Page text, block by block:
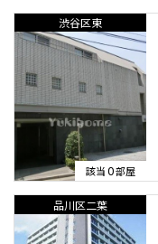
渋谷区東
該当0部屋
品川区二葉